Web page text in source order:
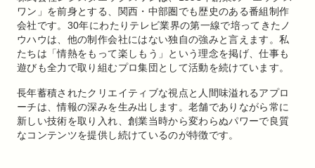
ワン」を前身とする、関西・中部圏でも歴史のある番組制作
会社です。30年にわたりテレビ業界の第一線で培ってきたノ
ウハウは、他の制作会社にはない独自の強みと言えます。私
たちは「情熱をもって楽しもう」という理念を掲げ、仕事も
遊びも全力で取り組むプロ集団として活動を続けています。
長年蓄積されたクリエイティブな視点と人間味溢れるアプロ
ーチは、情報の深みを生み出します。老舗でありながら常に
新しい技術を取り入れ、創業当時から変わらぬパワーで良質
なコンテンツを提供し続けているのが特徴です。